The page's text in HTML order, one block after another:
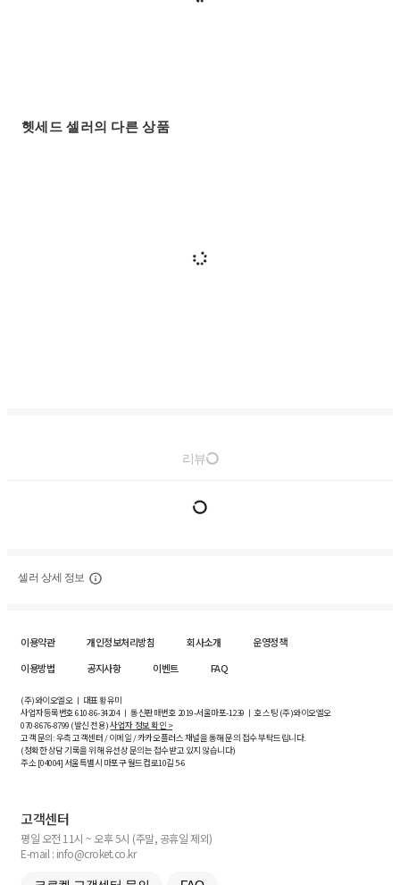
헷세드 셀러의 다른 상품
리뷰
셀러 상세 정보
이용약관 개인정보처리방침 회사소개
운영정책
이용방법
공지사항 이벤트 FAQ
(주)와이오엘오 ㅣ 대표 황유미
사업자등록번호610-86-34204ㅣ 통신판매번호 2019-서울마포-1239 ㅣ 호스팅 (주)와이오엘오
070-8676-8799 (발신 전용)사업자 정보 확인 >
고객 문의: 우측 고객센터 / 이메일 / 카카오플러스 채널을 통해 문의 접수 부탁드립니다.
(정확한 상담 기록을 위해 유선상 문의는 접수받고 있지 않습니다)
주소 [04004] 서울특별시 마포구 월드컵로10길5-6
고객센터
평일 오전 11시 ~ 오후 5시 (주말, 공휴일 제외)
E-mail : info@croket.co.kr